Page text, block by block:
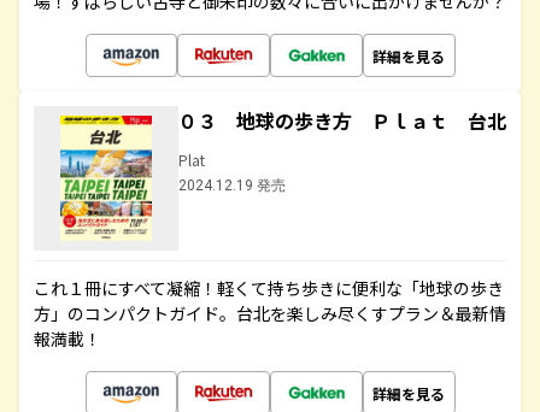
詳細を見る
０３ 地球の歩き方 Ｐｌａｔ 台北
Plat
2024.12.19 発売
これ１冊にすべて凝縮！軽くて持ち歩きに便利な「地球の歩き
方」のコンパクトガイド。台北を楽しみ尽くすプラン＆最新情
報満載！
詳細を見る